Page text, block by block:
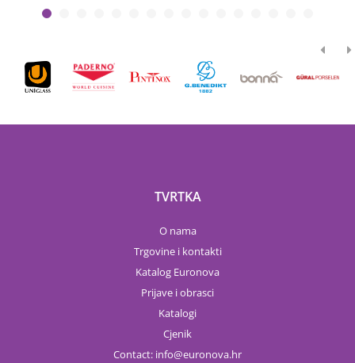
TVRTKA
O nama
Trgovine i kontakti
Katalog Euronova
Prijave i obrasci
Katalogi
Cjenik
Contact: info euronova.hr